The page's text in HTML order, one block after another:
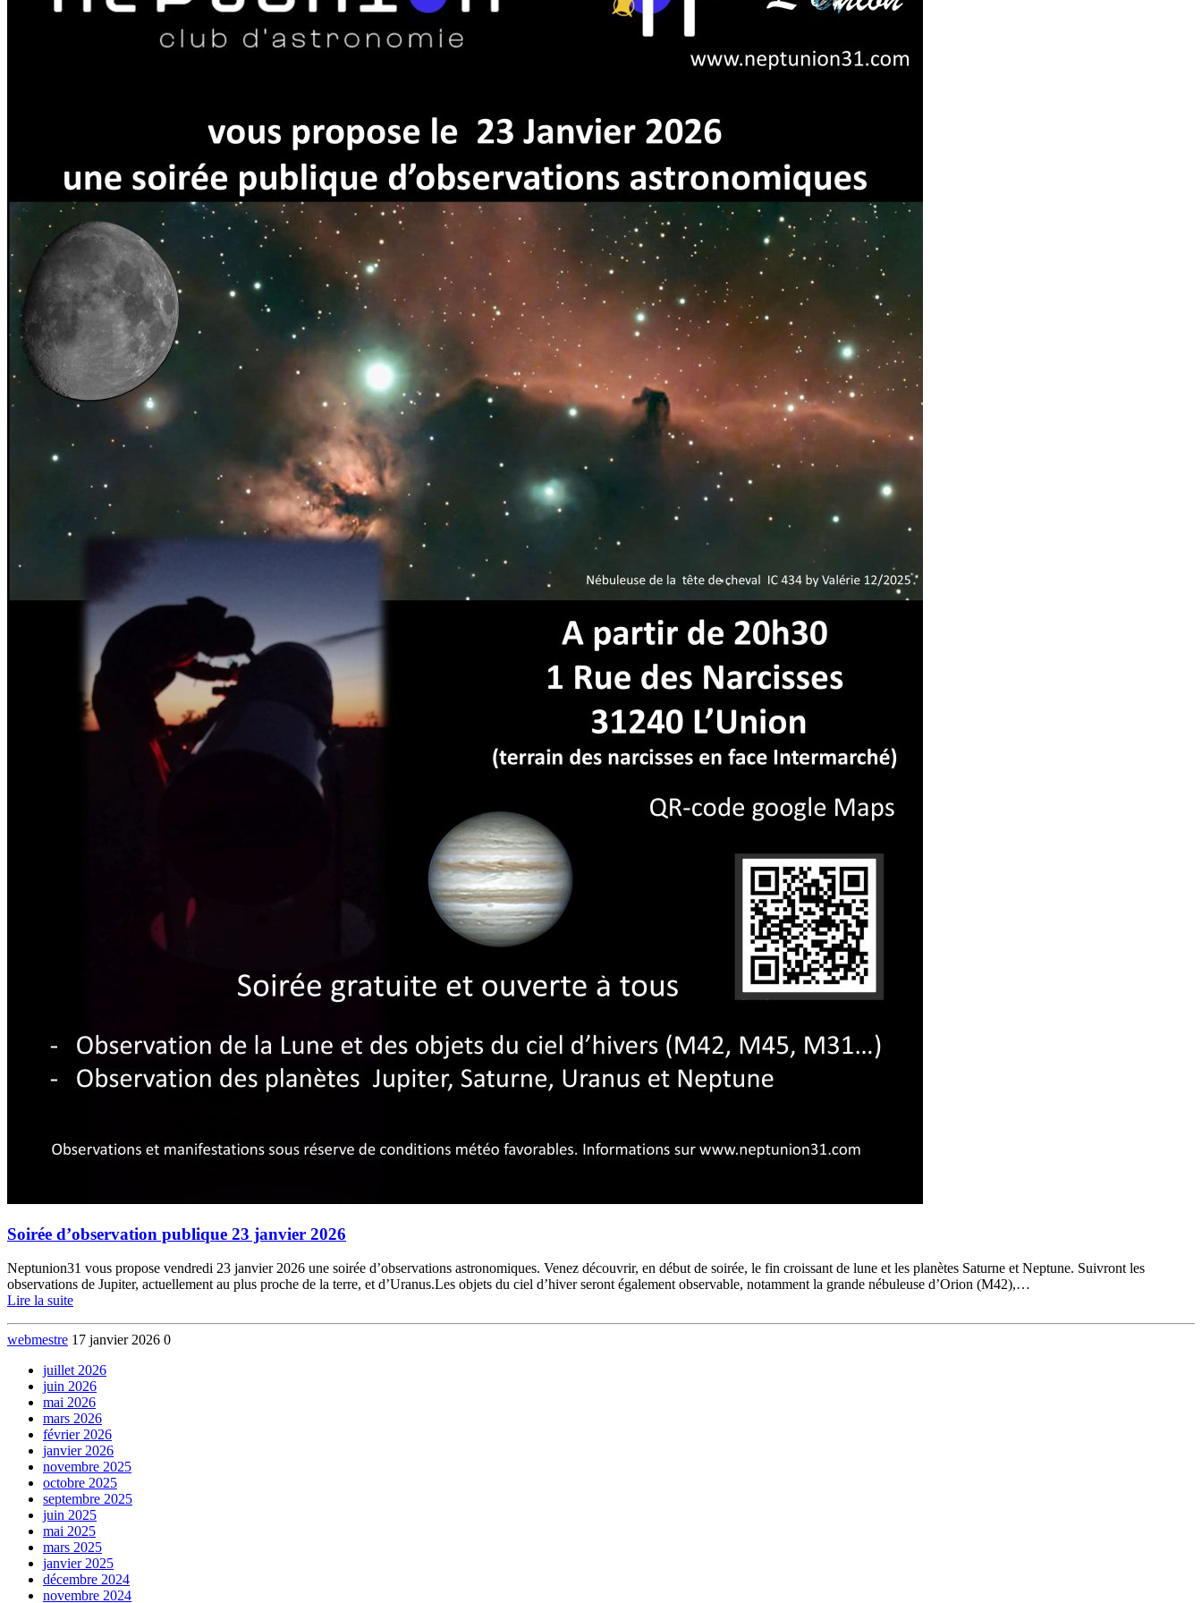
Soirée d’observation publique 23 janvier 2026
Neptunion31 vous propose vendredi 23 janvier 2026 une soirée d’observations astronomiques. Venez découvrir, en début de soirée, le fin croissant de lune et les planètes Saturne et Neptune. Suivront les
observations de Jupiter, actuellement au plus proche de la terre, et d’Uranus.Les objets du ciel d’hiver seront également observable, notamment la grande nébuleuse d’Orion (M42),…
Lire la suite
webmestre 17 janvier 2026 0
juillet 2026
juin 2026
mai 2026
mars 2026
février 2026
janvier 2026
novembre 2025
octobre 2025
septembre 2025
juin 2025
mai 2025
mars 2025
janvier 2025
décembre 2024
novembre 2024